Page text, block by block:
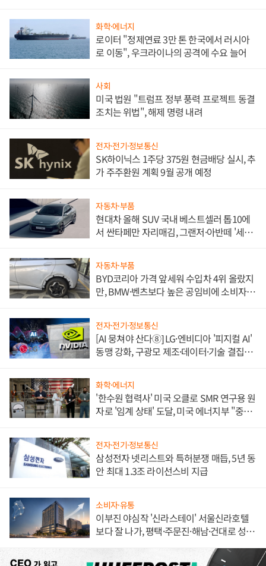
화학·에너지
로이터 "정제연료 3만 톤 한국에서 러시아
로 이동", 우크라이나의 공격에 수요 늘어
사회
미국 법원 "트럼프 정부 풍력 프로젝트 동결
조치는 위법", 해제 명령 내려
전자·전기·정보통신
SK하이닉스 1주당 375원 현금배당 실시, 추
가 주주환원 계획 9월 공개 예정
자동차·부품
현대차 올해 SUV 국내 베스트셀러 톱10에
서 싼타페만 자리매김, 그랜저·아반떼 '세단
자동차·부품
BYD코리아 가격 앞세워 수입차 4위 올랐지
만, BMW·벤츠보다 높은 공임비에 소비자
전자·전기·정보통신
[AI 뭉쳐야 산다⑧] LG·엔비디아 '피지컬 AI'
동맹 강화, 구광모 제조·데이터·기술 결집
화학·에너지
'한수원 협력사' 미국 오클로 SMR 연구용 원
자로 '임계 상태' 도달, 미국 에너지부 "중요
전자·전기·정보통신
삼성전자 넷리스트와 특허분쟁 매듭, 5년 동
안 최대 1.3조 라이선스비 지급
소비자·유통
이부진 야심작 '신라스테이' 서울신라호텔
보다 잘 나가, 평택·주문진·해남·건대로 성